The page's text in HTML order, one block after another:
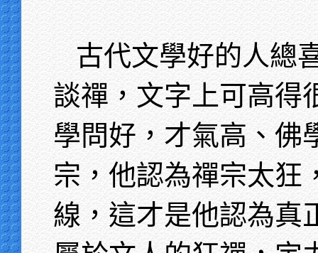
古代文學好的人總
談禪，文字上可高得
學問好，才氣高、佛
宗，他認為禪宗太狂
線，這才是他認為真